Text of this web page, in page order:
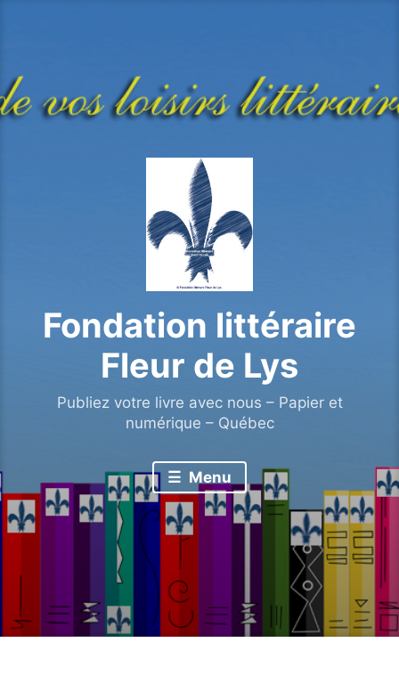
principal
Fondation littéraire
Fleur de Lys
Publiez votre livre avec nous – Papier et
numérique – Québec
Menu